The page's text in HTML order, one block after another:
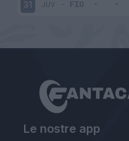
31 JUV - FIO
Le nostre app